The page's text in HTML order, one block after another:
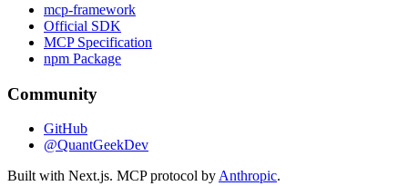
mcp-framework
Official SDK
MCP Specification
npm Package
Community
GitHub
@QuantGeekDev
Built with Next.js. MCP protocol by Anthropic.